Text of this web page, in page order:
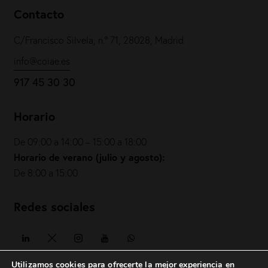
Contacto
C/Francisco Silvela, n.º 71, 28028, Madrid
917 45 30 30
Horario
De 09:00 a 14:00 – 15:00 a 18:00
Horario de verano (julio y agosto):
De 8:00 a 15:00
Redes sociales
Utilizamos cookies para ofrecerte la mejor experiencia en